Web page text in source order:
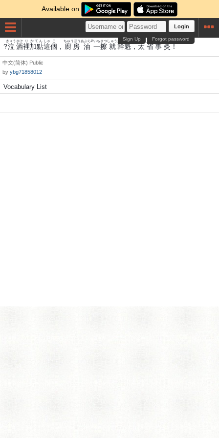
Available on
Login
Forgot password
Sign Up
?泣
きゅう
酒
さけ
裡
り
加點
かてん
這
しゃ
個
こ
， 廚房
ちゅうぼう
油
あぶらP
一
いち
擦
さつ
就
しゅう
幹
かん
魁
かい
，太
た
省
しょう
事
こと
灸
きゅう
！
中文(简体) Public
by ybg71858012
Vocabulary List